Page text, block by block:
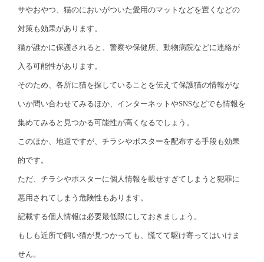
サやおやつ、猫のにおいがついた愛用のマットなどを置くなどの
対策も効果があります。
猫が誰かに保護されると、警察や保健所、動物病院などに連絡が
入る可能性があります。
そのため、各所に猫を探していることを伝えて保護猫の情報がな
いか問い合わせてみるほか、インターネットやSNSなどでも情報を
集めてみると見つかる可能性が高くなるでしょう。
このほか、地道ですが、チラシやポスターを配布する手段も効果
的です。
ただ、チラシやポスターに個人情報を載せすぎてしまうと犯罪に
悪用されてしまう危険性もあります。
記載する個人情報は必要最低限にしておきましょう。
もしも近所で飼い猫が見つかっても、慌てて駆け寄ってはいけま
せん。